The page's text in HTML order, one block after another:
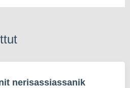
nerisassiassanik